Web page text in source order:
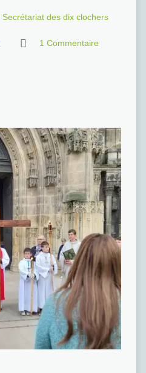
Secrétariat des dix clochers
1 Commentaire